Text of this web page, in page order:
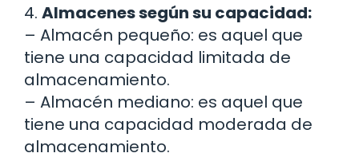
4. Almacenes según su capacidad:
– Almacén pequeño: es aquel que
tiene una capacidad limitada de
almacenamiento.
– Almacén mediano: es aquel que
tiene una capacidad moderada de
almacenamiento.